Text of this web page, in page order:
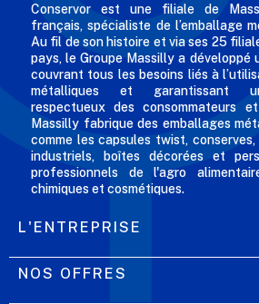
Conservor est une filiale de
français, spécialiste de l’emballage
Au fil de son histoire et via ses 25
pays, le Groupe Massilly a développé
couvrant tous les besoins liés à
métalliques et garantissant
respectueux des consommateurs et
Massilly fabrique des emballages
comme les capsules twist,
industriels, boîtes décorées et
professionnels de l'agro
chimiques et cosmétiques.
L'ENTREPRISE
NOS OFFRES